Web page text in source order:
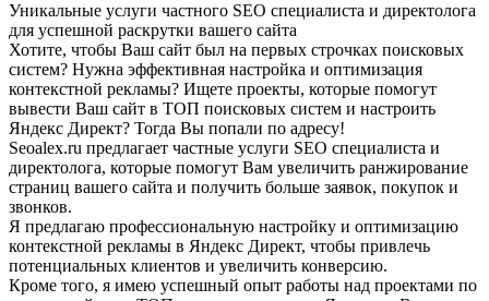
Уникальные услуги частного SEO специалиста и директолога
для успешной раскрутки вашего сайта
Хотите, чтобы Ваш сайт был на первых строчках поисковых
систем? Нужна эффективная настройка и оптимизация
контекстной рекламы? Ищете проекты, которые помогут
вывести Ваш сайт в ТОП поисковых систем и настроить
Яндекс Директ? Тогда Вы попали по адресу!
Seoalex.ru предлагает частные услуги SEO специалиста и
директолога, которые помогут Вам увеличить ранжирование
страниц вашего сайта и получить больше заявок, покупок и
звонков.
Я предлагаю профессиональную настройку и оптимизацию
контекстной рекламы в Яндекс Директ, чтобы привлечь
потенциальных клиентов и увеличить конверсию.
Кроме того, я имею успешный опыт работы над проектами по